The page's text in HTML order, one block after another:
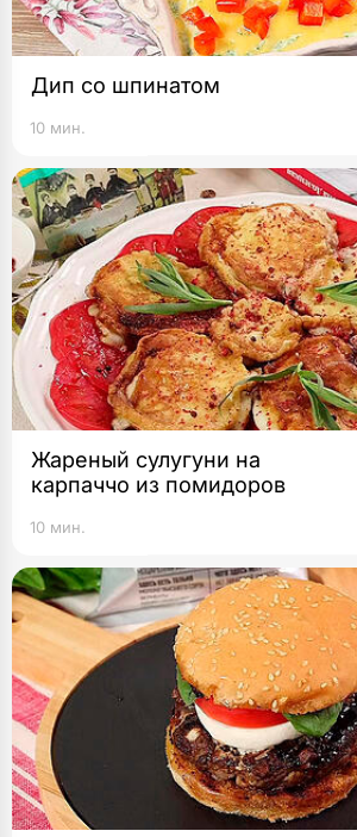
Дип со шпинатом
10 мин.
Жареный сулугуни на
карпаччо из помидоров
10 мин.